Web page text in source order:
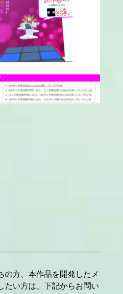
の方、本作品を開発したメ
たい方は、下記からお問い